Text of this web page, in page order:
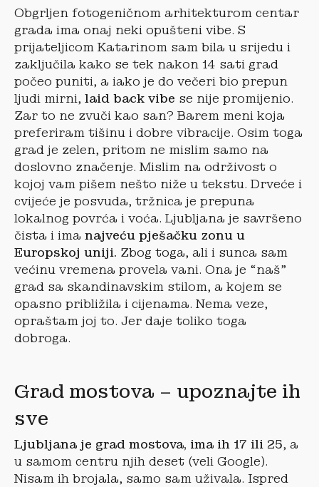
Obgrljen fotogeničnom arhitekturom centar
grada ima onaj neki opušteni vibe. S
prijateljicom Katarinom sam bila u srijedu i
zaključila kako se tek nakon 14 sati grad
počeo puniti, a iako je do večeri bio prepun
ljudi mirni, laid back vibe se nije promijenio.
Zar to ne zvuči kao san? Barem meni koja
preferiram tišinu i dobre vibracije. Osim toga
grad je zelen, pritom ne mislim samo na
doslovno značenje. Mislim na održivost o
kojoj vam pišem nešto niže u tekstu. Drveće i
cvijeće je posvuda, tržnica je prepuna
lokalnog povrća i voća. Ljubljana je savršeno
čista i ima najveću pješačku zonu u
Europskoj uniji. Zbog toga, ali i sunca sam
većinu vremena provela vani. Ona je “naš”
grad sa skandinavskim stilom, a kojem se
opasno približila i cijenama. Nema veze,
opraštam joj to. Jer daje toliko toga
dobroga.
Grad mostova – upoznajte ih
sve
Ljubljana je grad mostova, ima ih 17 ili 25, a
u samom centru njih deset (veli Google).
Nisam ih brojala, samo sam uživala. Ispred